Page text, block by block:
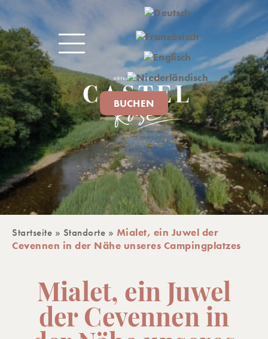
BUCHEN
Startseite » Standorte » Mialet, ein Juwel der
Cevennen in der Nähe unseres Campingplatzes
Mialet, ein Juwel
der Cevennen in